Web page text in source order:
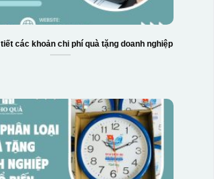
các khoản chi phí quà tặng doanh nghiệp